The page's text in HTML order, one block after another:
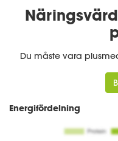
Du måste vara
Energifördelning